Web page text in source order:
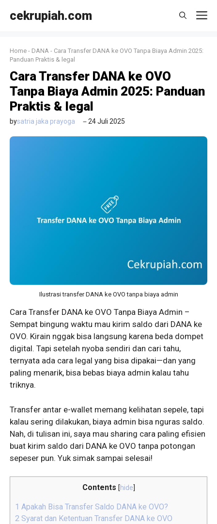
cekrupiah.com
Home - DANA - Cara Transfer DANA ke OVO Tanpa Biaya Admin 2025:
Panduan Praktis & legal
Cara Transfer DANA ke OVO
Tanpa Biaya Admin 2025: Panduan
Praktis & legal
bysatria jaka prayoga 24 Juli 2025
Ilustrasi transfer DANA ke OVO tanpa biaya admin
Cara Transfer DANA ke OVO Tanpa Biaya Admin –
Sempat bingung waktu mau kirim saldo dari DANA ke
OVO. Kirain nggak bisa langsung karena beda dompet
digital. Tapi setelah nyoba sendiri dan cari tahu,
ternyata ada cara legal yang bisa dipakai—dan yang
paling menarik, bisa bebas biaya admin kalau tahu
triknya.
Transfer antar e-wallet memang kelihatan sepele, tapi
kalau sering dilakukan, biaya admin bisa nguras saldo.
Nah, di tulisan ini, saya mau sharing cara paling efisien
buat kirim saldo dari DANA ke OVO tanpa potongan
sepeser pun. Yuk simak sampai selesai!
Contents [hide
1 Apakah Bisa Transfer Saldo DANA ke OVO?
2 Syarat dan Ketentuan Transfer DANA ke OVO